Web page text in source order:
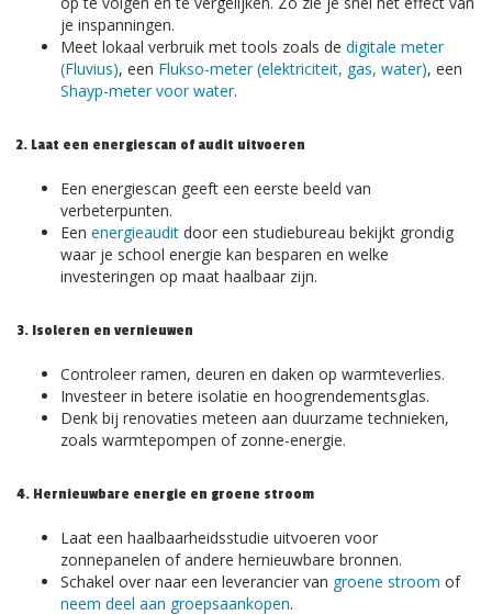
je inspanningen.
Meet lokaal verbruik met tools zoals de digitale meter
(Fluvius), een Flukso-meter (elektriciteit, gas, water), een
Shayp-meter voor water.
2. Laat een energiescan of audit uitvoeren
Een energiescan geeft een eerste beeld van
verbeterpunten.
Een energieaudit door een studiebureau bekijkt grondig
waar je school energie kan besparen en welke
investeringen op maat haalbaar zijn.
3. Isoleren en vernieuwen
Controleer ramen, deuren en daken op warmteverlies.
Investeer in betere isolatie en hoogrendementsglas.
Denk bij renovaties meteen aan duurzame technieken,
zoals warmtepompen of zonne-energie.
4. Hernieuwbare energie en groene stroom
Laat een haalbaarheidsstudie uitvoeren voor
zonnepanelen of andere hernieuwbare bronnen.
Schakel over naar een leverancier van groene stroom of
neem deel aan groepsaankopen.